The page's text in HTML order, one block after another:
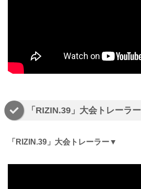
「RIZIN.39」大会トレーラー
「RIZIN.39」大会トレーラー▼